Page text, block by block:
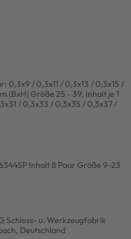
0,3x9 / 0,3x11 / 0,3x13 / 0,3x15 /
(BxH) Größe 25 - 39, Inhalt je 1
/ 0,3x33 / 0,3x35 / 0,3x37 /
Inhalt 8 Paar Größe 9-23
Schloss- u. Werkzeugfabrik
Deutschland